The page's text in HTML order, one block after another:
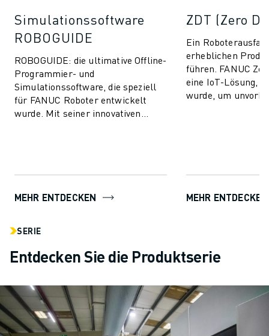
Simulationssoftware
ROBOGUIDE
ROBOGUIDE: die ultimative Offline-
Programmier- und
Simulationssoftware, die speziell
für FANUC Roboter entwickelt
wurde. Mit seiner innovativen
MEHR ENTDECKEN
ZDT (Zero
Ein
erheblichen
führen. FANUC
eine IoT-Lösung,
wurde, um
MEHR ENTDECKEN
SERIE
Entdecken Sie die Produktserie